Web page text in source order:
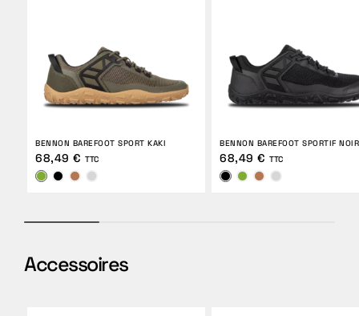
BENNON BAREFOOT SPORT KAKI
68,49 € TTC
BENNON BAREFOOT SPORTIF NOIR
68,49 € TTC
Accessoires